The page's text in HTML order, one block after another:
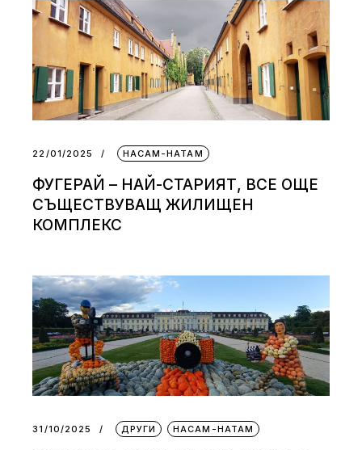
22/01/2025 НАСАМ-НАТАМ
ФУГЕРАЙ – НАЙ-СТАРИЯТ, ВСЕ ОЩЕ
СЪЩЕСТВУВАЩ ЖИЛИЩЕН
КОМПЛЕКС
31/10/2025 ДРУГИ НАСАМ-НАТАМ